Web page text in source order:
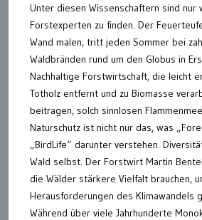
Unter diesen Wissenschaftern sind nur
Forstexperten zu finden. Der
Wand malen, tritt jeden Sommer bei
Waldbränden rund um den Globus in
Nachhaltige Forstwirtschaft, die leicht
Totholz entfernt und zu Biomasse
beitragen, solch sinnlosen
Naturschutz ist nicht nur das, was
„BirdLife“ darunter verstehen.
Wald selbst. Der Forstwirt Martin
die Wälder stärkere Vielfalt brauchen,
Herausforderungen des Klimawandels
Während über viele Jahrhunderte